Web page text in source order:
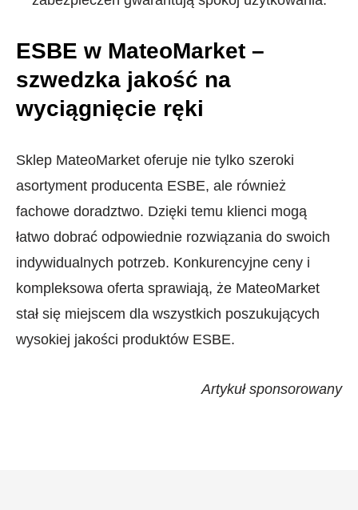
ESBE w MateoMarket –
szwedzka jakość na
wyciągnięcie ręki
Sklep MateoMarket oferuje nie tylko szeroki
asortyment producenta ESBE, ale również
fachowe doradztwo. Dzięki temu klienci mogą
łatwo dobrać odpowiednie rozwiązania do swoich
indywidualnych potrzeb. Konkurencyjne ceny i
kompleksowa oferta sprawiają, że MateoMarket
stał się miejscem dla wszystkich poszukujących
wysokiej jakości produktów ESBE.
Artykuł sponsorowany